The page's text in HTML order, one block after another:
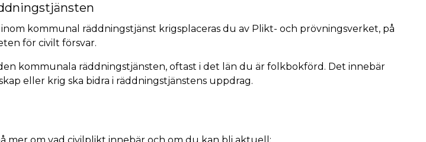
kommunal räddningstjänst krigsplaceras du av Plikt- och prövningsverket, på
för civilt försvar.
kommunala räddningstjänsten, oftast i det län du är folkbokförd. Det innebär
eller krig ska bidra i räddningstjänstens uppdrag.